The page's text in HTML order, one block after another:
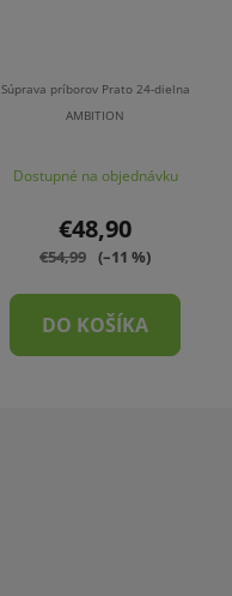
Súprava príborov Prato 24-dielna
AMBITION
Dostupné na objednávku
€48,90
€54,99 (–11 %)
DO KOŠÍKA